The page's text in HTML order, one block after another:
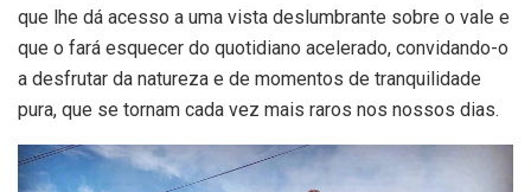
que lhe dá acesso a uma vista deslumbrante sobre o vale e
que o fará esquecer do quotidiano acelerado, convidando-o
a desfrutar da natureza e de momentos de tranquilidade
pura, que se tornam cada vez mais raros nos nossos dias.